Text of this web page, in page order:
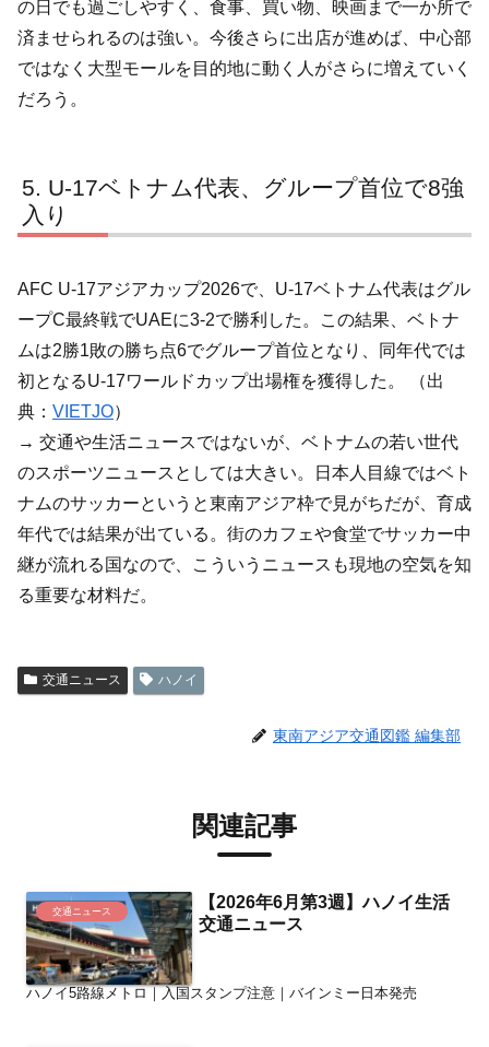
の日でも過ごしやすく、食事、買い物、映画まで一か所で
済ませられるのは強い。今後さらに出店が進めば、中心部
ではなく大型モールを目的地に動く人がさらに増えていく
だろう。
U-17ベトナム代表、グループ首位で8強
入り
AFC U-17アジアカップ2026で、U-17ベトナム代表はグル
ープC最終戦でUAEに3-2で勝利した。この結果、ベトナ
ムは2勝1敗の勝ち点6でグループ首位となり、同年代では
初となるU-17ワールドカップ出場権を獲得した。 （出
典： VIETJO）
→ 交通や生活ニュースではないが、ベトナムの若い世代
のスポーツニュースとしては大きい。日本人目線ではベト
ナムのサッカーというと東南アジア枠で見がちだが、育成
年代では結果が出ている。街のカフェや食堂でサッカー中
継が流れる国なので、こういうニュースも現地の空気を知
る重要な材料だ。
交通ニュース ハノイ
東南アジア交通図鑑 編集部
関連記事
交通ニュース
【2026年6月第3週】ハノイ生活
交通ニュース
ハノイ5路線メトロ｜入国スタンプ注意｜バインミー日本発売